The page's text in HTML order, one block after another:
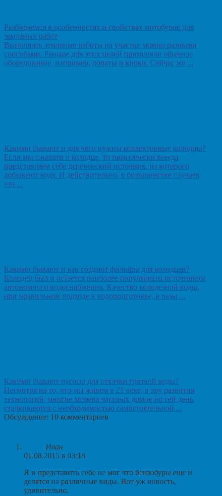
Разбираемся в особенностях и свойствах мотобуров для
земляных работ
Выполнять земляные работы на участке можно разными
способами. Раньше для этих целей применяли обычное
оборудование, например, лопаты и кирки. Сейчас же ...
Какими бывают и для чего нужны коллекторные колодцы?
Если мы слышим о колодце, то практически всегда
представляем себе деревенский источник, из которого
добывают воду. И действительно, в большинстве случаев
это ...
Какими бывают и как создают фильтры для колодцев?
Колодец был и остается наиболее популярным источником
автономного водоснабжения. Качество колодезной воды,
при правильном подходе к водоподготовке, в разы ...
Какими бывают насосы для откачки грязной воды?
Несмотря на то, что мы живем в 21 веке, в эру развития
технологий, многие хозяева частных домов по сей день
сталкиваются с необходимостью самостоятельной ...
Обсуждение: 10 комментариев
Иван
01.08.2015 в 03:18
Я и представить себе не мог что бензобуры еще и
делятся на различные виды. Вот уж новость,
удивительно.